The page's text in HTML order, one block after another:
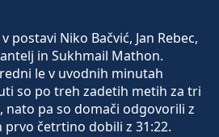
postavi Niko Bačvić, Jan Rebec,
in Sukhmail Mathon.
le v uvodnih minutah
so po treh zadetih metih za tri
nato pa so domači odgovorili z
prvo četrtino dobili z 31:22.